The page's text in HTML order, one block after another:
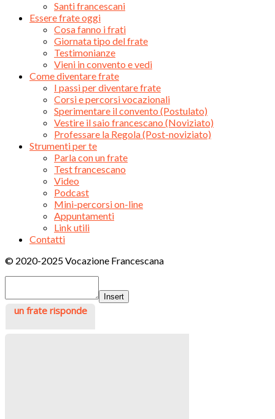
Santi francescani
Essere frate oggi
Cosa fanno i frati
Giornata tipo del frate
Testimonianze
Vieni in convento e vedi
Come diventare frate
I passi per diventare frate
Corsi e percorsi vocazionali
Sperimentare il convento (Postulato)
Vestire il saio francescano (Noviziato)
Professare la Regola (Post-noviziato)
Strumenti per te
Parla con un frate
Test francescano
Video
Podcast
Mini-percorsi on-line
Appuntamenti
Link utili
Contatti
© 2020-2025 Vocazione Francescana
Insert
un frate risponde